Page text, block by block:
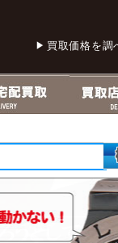
買取価格を調